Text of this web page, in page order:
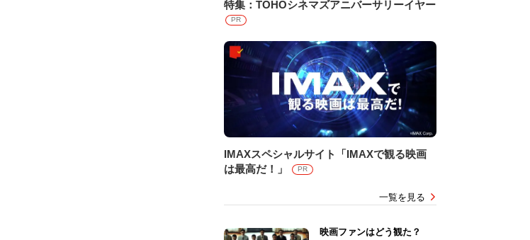
特集：TOHOシネマズアニバーサリーイヤー
PR
IMAXスペシャルサイト「IMAXで観る映画
は最高だ！」
PR
一覧を見る
映画ファンはどう観た？